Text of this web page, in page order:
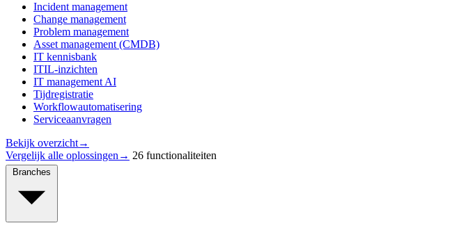
Incident management
Change management
Problem management
Asset management (CMDB)
IT kennisbank
ITIL-inzichten
IT management AI
Tijdregistratie
Workflowautomatisering
Serviceaanvragen
Bekijk overzicht→
Vergelijk alle oplossingen → 26 functionaliteiten